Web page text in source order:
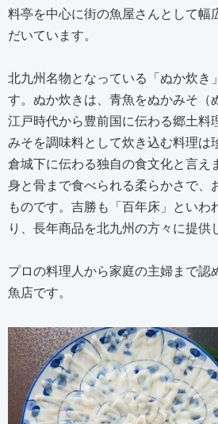
料亭を中心に街の魚屋さんとして幅
だいています。
北九州名物となっている「ぬか炊き
す。ぬか炊きは、青魚をぬかみそ（
江戸時代から豊前国に伝わる郷土料
みそを調味料として炊き込む料理は
倉城下に伝わる独自の食文化と言え
身と骨まで食べられる柔らかさで、
ものです。吉勝も「百年床」といわ
り、長年商品を北九州の方々に提供
プロの料理人から家庭の主婦まで認
魚店です。